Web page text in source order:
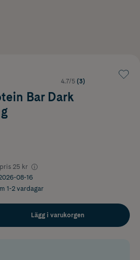
4.7/5 (3)
Bar Dark
25 kr
08-16
1-2 vardagar
Lägg i varukorgen